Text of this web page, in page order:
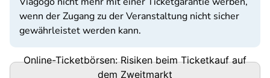
wenn der Zugang zu der Veranstaltung nicht sicher
gewährleistet werden kann.
Online-Ticketbörsen: Risiken beim Ticketkauf auf
dem Zweitmarkt